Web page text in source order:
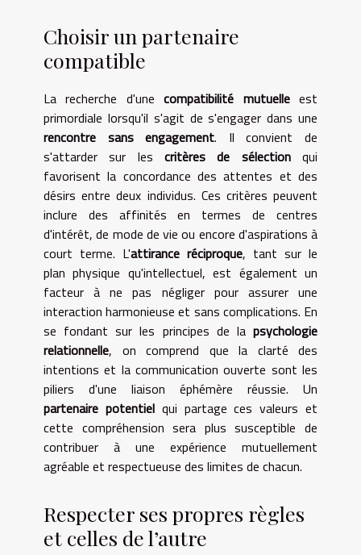
Choisir un partenaire
compatible
La recherche d'unecompatibilité mutuelleest
primordiale lorsqu'il s'agit de s'engager dans une
rencontre sans engagement. Il convient de
s'attarder sur les critères de sélectionqui
favorisent la concordance des attentes et des
désirs entre deux individus. Ces critères peuvent
inclure des affinités en termes de centres
d'intérêt, de mode de vie ou encore d'aspirations à
court terme. L'attirance réciproque, tant sur le
plan physique qu'intellectuel, est également un
facteur à ne pas négliger pour assurer une
interaction harmonieuse et sans complications. En
se fondant sur les principes de la psychologie
relationnelle, on comprend que la clarté des
intentions et la communication ouverte sont les
piliers d'une liaison éphémère réussie. Un
partenaire potentielqui partage ces valeurs et
cette compréhension sera plus susceptible de
contribuer à une expérience mutuellement
agréable et respectueuse des limites de chacun.
Respecter ses propres règles
et celles de l’autre